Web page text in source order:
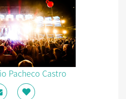
Pacheco Castro